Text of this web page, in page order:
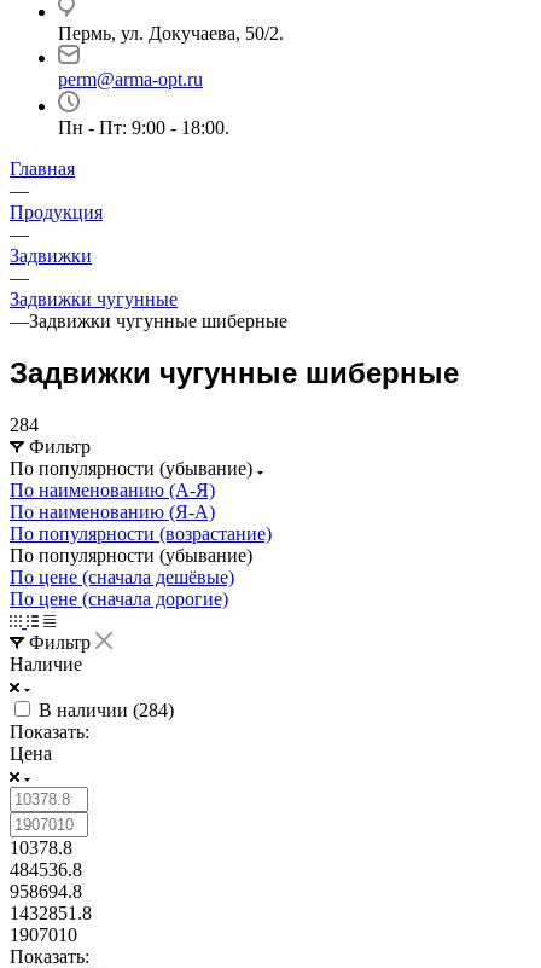
Пермь, ул. Докучаева, 50/2.
perm@arma-opt.ru
Пн - Пт: 9:00 - 18:00.
Главная
—
Продукция
—
Задвижки
—
Задвижки чугунные
—Задвижки чугунные шиберные
Задвижки чугунные шиберные
284
Фильтр
По популярности (убывание)
По наименованию (А-Я)
По наименованию (Я-А)
По популярности (возрастание)
По популярности (убывание)
По цене (сначала дешёвые)
По цене (сначала дорогие)
Фильтр
Наличие
В наличии (284)
Показать:
Цена
10378.8
484536.8
958694.8
1432851.8
1907010
Показать: